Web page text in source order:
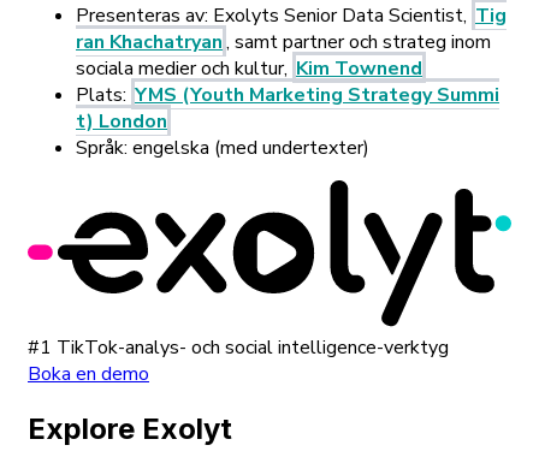
Presenteras av: Exolyts Senior Data Scientist, Tig
ran Khachatryan, samt partner och strateg inom
sociala medier och kultur, Kim Townend
Plats: YMS (Youth Marketing Strategy Summi
t) London
Språk: engelska (med undertexter)
#1 TikTok-analys- och social intelligence-verktyg
Boka en demo
Explore Exolyt